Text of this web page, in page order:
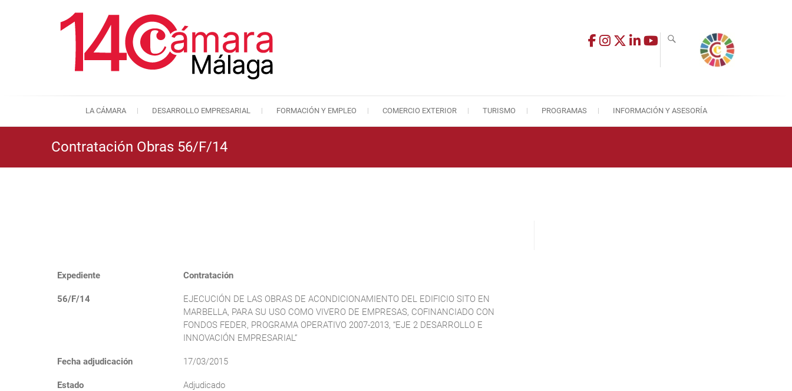
Cámara de Comercio de Málaga
LA CÁMARA DESARROLLO EMPRESARIAL FORMACIÓN Y EMPLEO COMERCIO EXTERIOR TURISMO PROGRAMAS INFORMACIÓN Y ASESORÍA
Contratación Obras 56/F/14
Expediente Contratación
56/F/14
EJECUCIÓN DE LAS OBRAS DE ACONDICIONAMIENTO DEL EDIFICIO SITO EN
MARBELLA, PARA SU USO COMO VIVERO DE EMPRESAS, COFINANCIADO CON
FONDOS FEDER, PROGRAMA OPERATIVO 2007-2013, “EJE 2 DESARROLLO E
INNOVACIÓN EMPRESARIAL”
Fecha adjudicación 17/03/2015
Estado Adjudicado